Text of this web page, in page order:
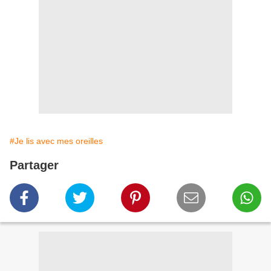
#Je lis avec mes oreilles
Partager